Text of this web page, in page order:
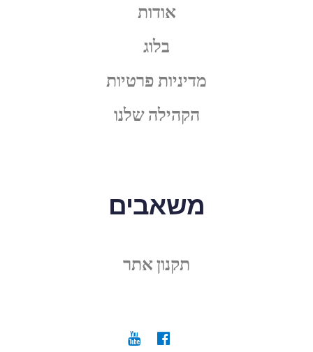
אודות
בלוג
מדיניות פרטיות
הקהילה שלנו
משאבים
תקנון אתר